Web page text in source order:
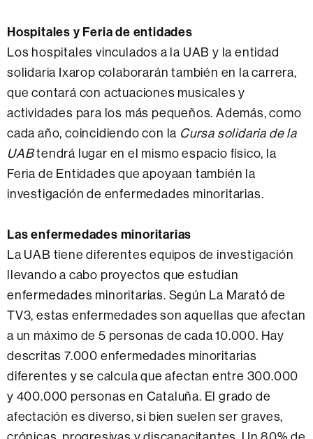
Hospitales y Feria de entidades
Los hospitales vinculados a la UAB y la entidad
solidaria Ixarop colaborarán también en la carrera,
que contará con actuaciones musicales y
actividades para los más pequeños. Además, como
cada año, coincidiendo con la Cursa solidaria de la
UABtendrá lugar en el mismo espacio físico, la
Feria de Entidades que apoyaan también la
investigación de enfermedades minoritarias.
Las enfermedades minoritarias
La UAB tiene diferentes equipos de investigación
llevando a cabo proyectos que estudian
enfermedades minoritarias. Según La Marató de
TV3, estas enfermedades son aquellas que afectan
a un máximo de 5 personas de cada 10.000. Hay
descritas 7.000 enfermedades minoritarias
diferentes y se calcula que afectan entre 300.000
y 400.000 personas en Cataluña. El grado de
afectación es diverso, si bien suelen ser graves,